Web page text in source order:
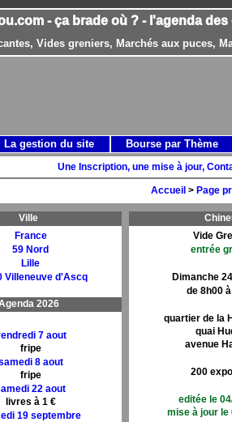
- ça brade où ? - l'agenda
Vides greniers, Marchés aux puces,
Une Inscription, une mise à jour,
Accueil > Page
Ville
France
59 Nord
Lille
Villeneuve d'Ascq
2026
7 aout
fripe
8 aout
fripe
22 aout
livres à 1 €
19 septembre
Vide
entrée
Dimanche
de 8h00
quartier de la
quai
avenue
200
editée le
mise à jour le
La gestion du site Bourse par Thème